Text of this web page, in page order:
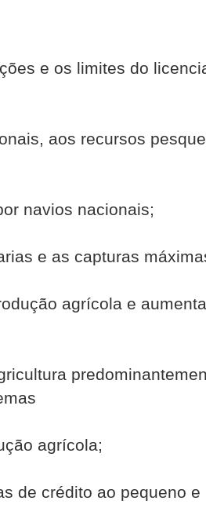
e os limites do
aos recursos
navios nacionais;
e as capturas
agrícola e
agrícola;
de crédito ao pequeno